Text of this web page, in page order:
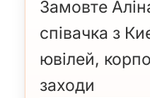
Замовте
співачка з
ювілей,
заходи